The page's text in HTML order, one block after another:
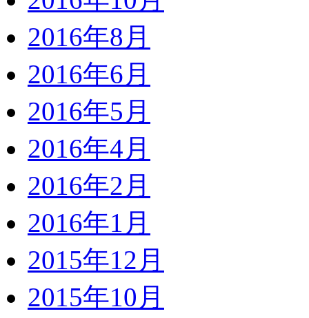
2016年8月
2016年6月
2016年5月
2016年4月
2016年2月
2016年1月
2015年12月
2015年10月